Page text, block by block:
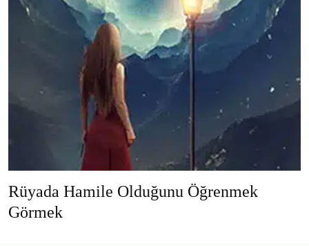
Rüyada Hamile Olduğunu Öğrenmek
Görmek